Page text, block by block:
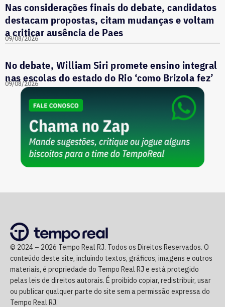
Nas considerações finais do debate, candidatos
destacam propostas, citam mudanças e voltam
a criticar ausência de Paes
09/08/2026
No debate, William Siri promete ensino integral
nas escolas do estado do Rio ‘como Brizola fez’
09/08/2026
© 2024 – 2026 Tempo Real RJ. Todos os Direitos Reservados. O
conteúdo deste site, incluindo textos, gráficos, imagens e outros
materiais, é propriedade do Tempo Real RJ e está protegido
pelas leis de direitos autorais. É proibido copiar, redistribuir, usar
ou publicar qualquer parte do site sem a permissão expressa do
Tempo Real RJ.